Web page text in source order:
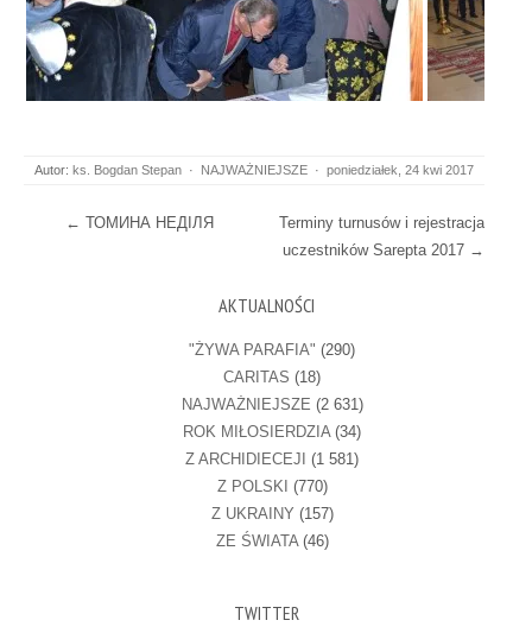
Autor: ks. Bogdan Stepan · NAJWAŻNIEJSZE · poniedziałek, 24 kwi 2017
Post navigation
← ТОМИНА НЕДІЛЯ
Terminy turnusów i rejestracja
uczestników Sarepta 2017 →
AKTUALNOŚCI
"ŻYWA PARAFIA" (290)
CARITAS (18)
NAJWAŻNIEJSZE (2 631)
ROK MIŁOSIERDZIA(34)
Z ARCHIDIECEJI (1 581)
Z POLSKI (770)
Z UKRAINY (157)
ZE ŚWIATA(46)
TWITTER